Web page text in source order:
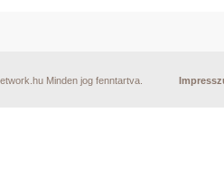
Minden jog fenntartva.